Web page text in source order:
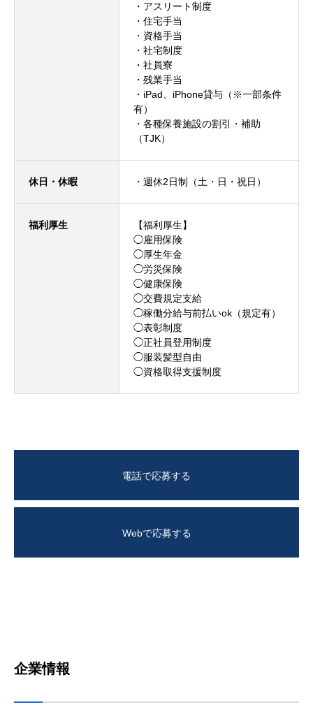
・アスリート制度
・住宅手当
・資格手当
・社宅制度
・社員寮
・残業手当
・iPad、iPhone貸与（※一部条件
有）
・各種保養施設の割引・補助
（TJK）
休日・休暇 ・週休2日制（土・日・祝日）
福利厚生
【福利厚生】
◯雇用保険
◯厚生年金
◯労災保険
◯健康保険
◯交費規定支給
◯稼働分給与前払いok（規定有）
◯表彰制度
◯正社員登用制度
◯服装髪型自由
◯資格取得支援制度
電話で応募する
Webで応募する
企業情報